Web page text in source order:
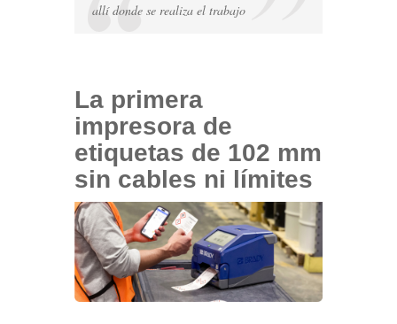
allí donde se realiza el trabajo
La primera
impresora de
etiquetas de 102 mm
sin cables ni límites